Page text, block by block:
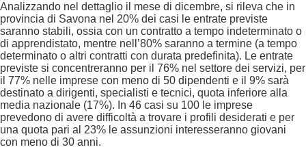
Analizzando nel dettaglio il mese di dicembre, si rileva che in
provincia di Savona nel 20% dei casi le entrate previste
saranno stabili, ossia con un contratto a tempo indeterminato o
di apprendistato, mentre nell’80% saranno a termine (a tempo
determinato o altri contratti con durata predefinita). Le entrate
previste si concentreranno per il 76% nel settore dei servizi, per
il 77% nelle imprese con meno di 50 dipendenti e il 9% sarà
destinato a dirigenti, specialisti e tecnici, quota inferiore alla
media nazionale (17%). In 46 casi su 100 le imprese
prevedono di avere difficoltà a trovare i profili desiderati e per
una quota pari al 23% le assunzioni interesseranno giovani
con meno di 30 anni.